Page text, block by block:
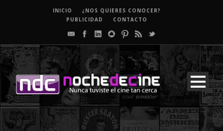
INICIO
¿NOS QUIERES CONOCER?
PUBLICIDAD
CONTACTO